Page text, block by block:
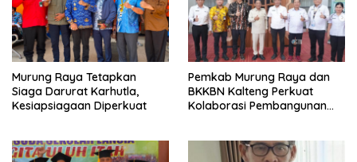
Murung Raya Tetapkan
Siaga Darurat Karhutla,
Kesiapsiagaan Diperkuat
Pemkab Murung Raya dan
BKKBN Kalteng Perkuat
Kolaborasi Pembangunan